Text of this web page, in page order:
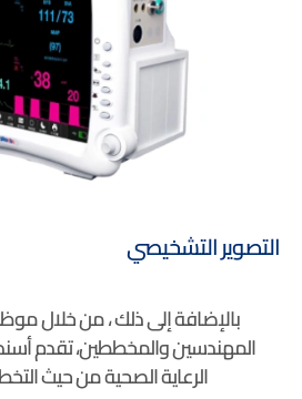
التصوير التشخيصي
بالإضافة إلى ذلك ، من خلال
المهندسين والمخططين، تقدم
الرعاية الصحية من حيث